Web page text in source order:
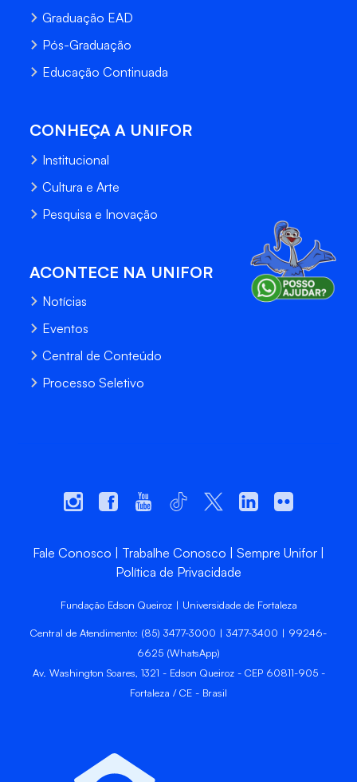
Graduação EAD
Pós-Graduação
Educação Continuada
CONHEÇA A UNIFOR
Institucional
Cultura e Arte
Pesquisa e Inovação
ACONTECE NA UNIFOR
Notícias
Eventos
Central de Conteúdo
Processo Seletivo
Fale Conosco Trabalhe Conosco
Sempre Unifor
Política de Privacidade
Fundação Edson Queiroz | Universidade de Fortaleza
Central de Atendimento: (85) 3477-3000 | 3477-3400 | 99246-
6625 (WhatsApp)
Av. Washington Soares, 1321 - Edson Queiroz - CEP 60811-905 -
Fortaleza / CE - Brasil